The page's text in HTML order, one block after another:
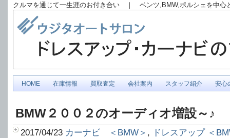
クルマを通じて一生涯のお付き合い ｜ ベンツ,BMW,ポルシェを中
HOME 在庫情報 買取査定 会社案内 スタッフ紹介 安心
BMW２００２のオーディオ増設～♪
2017/04/23 カーナビ ＜BMW＞ , ドレスアップ ＜